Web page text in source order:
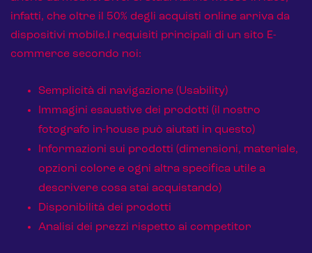
E-commerce management
Marketplace integration
Customer service management
infatti, che oltre il 50% degli acquisti online arriva da
dispositivi mobile.I requisiti principali di un sito E-
commerce secondo noi:
Semplicità di navigazione (Usability)
Immagini esaustive dei prodotti (il nostro
fotografo in-house può aiutati in questo)
Informazioni sui prodotti (dimensioni, materiale,
opzioni colore e ogni altra specifica utile a
descrivere cosa stai acquistando)
Disponibilità dei prodotti
Analisi dei prezzi rispetto ai competitor